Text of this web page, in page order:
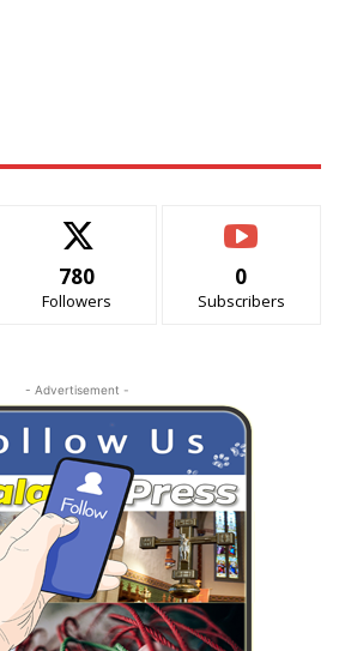
780
Followers
0
Subscribers
- Advertisement -